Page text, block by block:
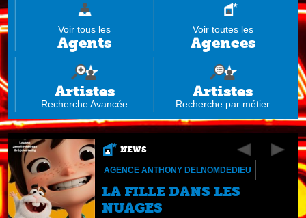
Voir tous les
Agents
Voir toutes les
Agences
Artistes
Recherche Avancée
Artistes
Recherche par métier
NEWS
AGENCE ANTHONY DELNOMDEDIEU
LA FILLE DANS LES
NUAGES